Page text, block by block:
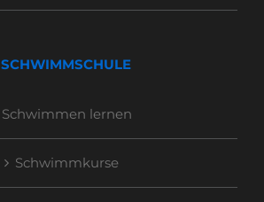
SCHWIMMSCHULE
Schwimmen lernen
Schwimmkurse